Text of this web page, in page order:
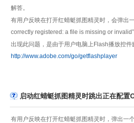
解答。
有用户反映在打开红蜻蜓抓图精灵时，会弹出
correctly registered: a file is missing or invalid”
出现此问题，是由于用户电脑上Flash播放控
http://www.adobe.com/go/getflashplayer
启动红蜻蜓抓图精灵时跳出正在配
有用户反映在打开红蜻蜓抓图精灵时，弹出一